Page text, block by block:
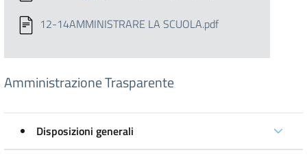
12-14AMMINISTRARE LA SCUOLA.pdf
Amministrazione Trasparente
Disposizioni generali